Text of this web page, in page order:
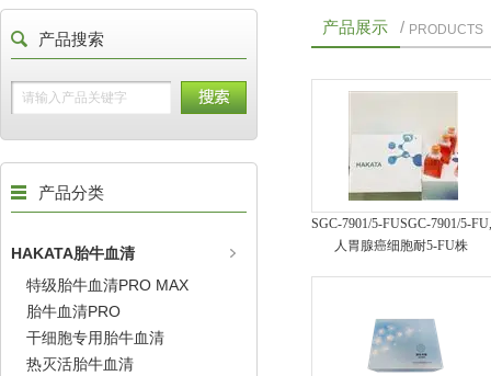
产品搜索
产品分类
HAKATA胎牛血清
特级胎牛血清PRO MAX
胎牛血清PRO
干细胞专用胎牛血清
热灭活胎牛血清
产品展示 / PRODUCTS
SGC-7901/5-FUSGC-7901/5-FU,
人胃腺癌细胞耐5-FU株